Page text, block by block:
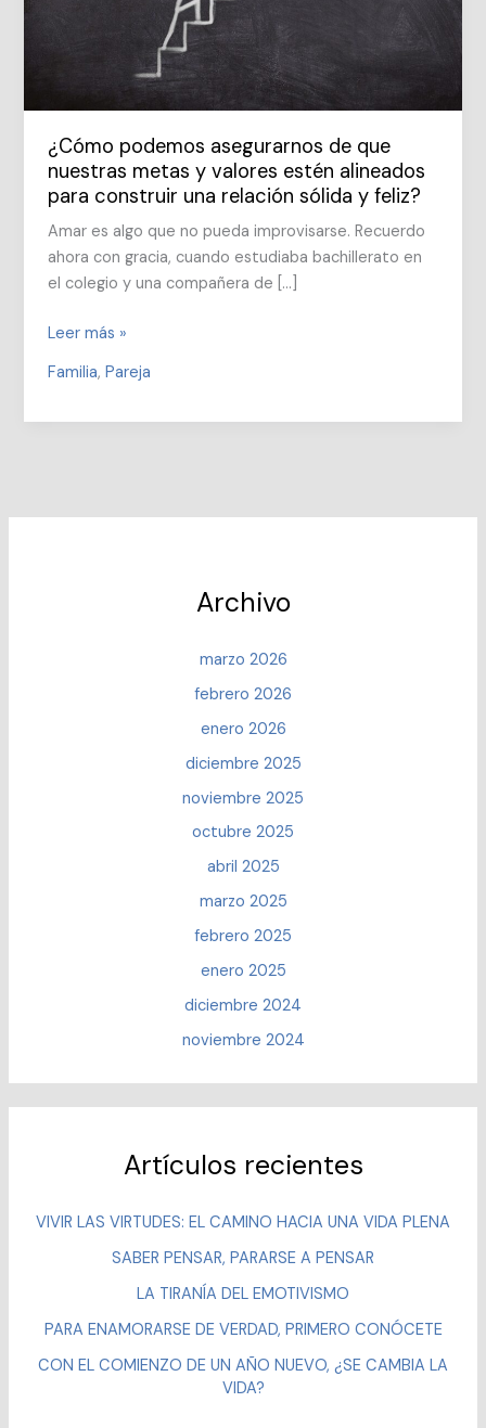
¿Cómo podemos asegurarnos de que
nuestras metas y valores estén alineados
para construir una relación sólida y feliz?
Amar es algo que no pueda improvisarse. Recuerdo
ahora con gracia, cuando estudiaba bachillerato en
el colegio y una compañera de […]
¿Cómo
asegurarnos
y
Leer más »
Familia,Pareja
Archivo
marzo 2026
febrero 2026
enero 2026
diciembre 2025
noviembre 2025
octubre 2025
abril 2025
marzo 2025
febrero 2025
enero 2025
diciembre 2024
noviembre 2024
Artículos recientes
VIVIR LAS VIRTUDES: EL CAMINO HACIA UNA VIDA PLENA
SABER PENSAR, PARARSE A PENSAR
LA TIRANÍA DEL EMOTIVISMO
PARA ENAMORARSE DE VERDAD, PRIMERO CONÓCETE
CON EL COMIENZO DE UN AÑO NUEVO, ¿SE CAMBIA LA
VIDA?